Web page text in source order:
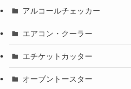
アルコールチェッカー
エアコン・クーラー
エチケットカッター
オーブントースター